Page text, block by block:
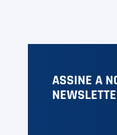
ASSINE A